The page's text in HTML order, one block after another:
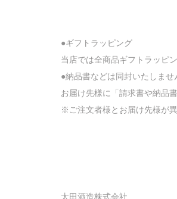
●ギフトラッピング
当店では全商品ギフトラッピ
●納品書などは同封いたしませ
お届け先様に「請求書や納品
※ご注文者様とお届け先様が
太田酒造株式会社